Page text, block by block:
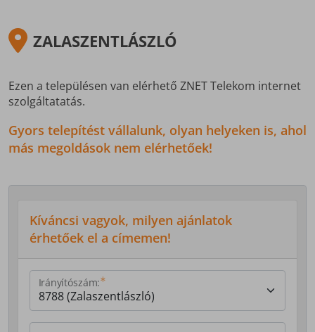
ZALASZENTLÁSZLÓ
Ezen a településen van elérhető ZNET Telekom internet
szolgáltatatás.
Gyors telepítést vállalunk, olyan helyeken is, ahol
más megoldások nem elérhetőek!
Kíváncsi vagyok, milyen ajánlatok
érhetőek el a címemen!
Irányítószám: